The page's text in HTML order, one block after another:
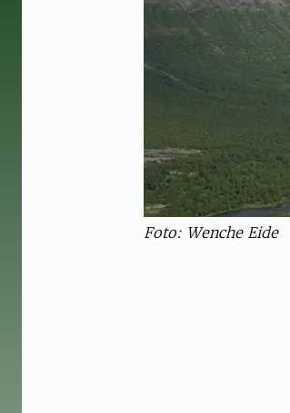
Foto: Wenche Eide